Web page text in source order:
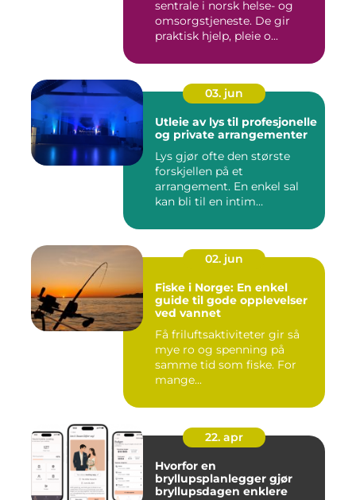
sentrale i norsk helse- og
omsorgstjeneste. De gir
praktisk hjelp, pleie o...
03. jun
Utleie av lys til profesjonelle
og private arrangementer
Lys gjør ofte den største
forskjellen på et
arrangement. En enkel sal
kan bli til en intim
02. jun
Fiske i Norge: En enkel
guide til gode opplevelser
ved vannet
Få friluftsaktiviteter gir så
mye ro og spenning på
samme tid som fiske. For
mange...
22. apr
Hvorfor en
bryllupsplanlegger gjør
bryllupsdagen enklere